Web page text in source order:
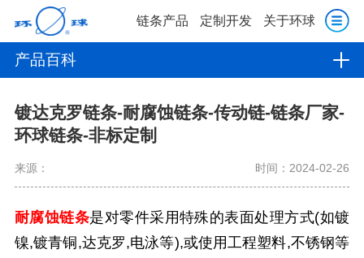
链条产品 定制开发 关于环球
产品百科
镀达克罗链条-耐腐蚀链条-传动链-链条厂家-
环球链条-非标定制
来源： 时间：2024-02-26
耐腐蚀链条是对零件采用特殊的表面处理方式(如镀
镍,镀青铜,达克罗,电泳等),或使用工程塑料,不锈钢等